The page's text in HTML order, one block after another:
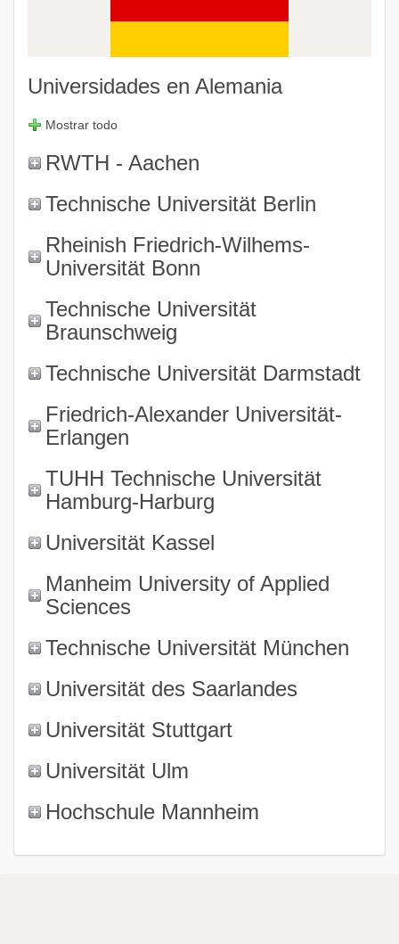
Universidades en Alemania
Mostrar todo
RWTH - Aachen
Technische Universität Berlin
Rheinish Friedrich-Wilhems-
Universität Bonn
Technische Universität
Braunschweig
Technische Universität Darmstadt
Friedrich-Alexander Universität-
Erlangen
TUHH Technische Universität
Hamburg-Harburg
Universität Kassel
Manheim University of Applied
Sciences
Technische Universität München
Universität des Saarlandes
Universität Stuttgart
Universität Ulm
Hochschule Mannheim